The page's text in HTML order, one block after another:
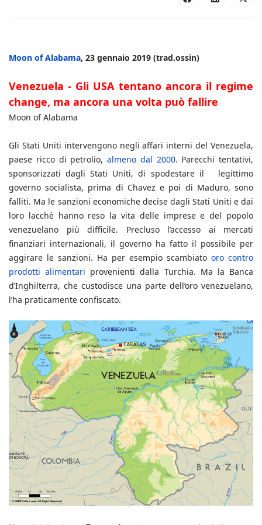
Moon of Alabama, 23 gennaio 2019 (trad.ossin)
Venezuela - Gli USA tentano ancora il regime
change, ma ancora una volta può fallire
Moon of Alabama
Gli Stati Uniti intervengono negli affari interni del Venezuela,
paese ricco di petrolio, almeno dal 2000. Parecchi tentativi,
sponsorizzati dagli Stati Uniti, di spodestare il legittimo
governo socialista, prima di Chavez e poi di Maduro, sono
falliti. Ma le sanzioni economiche decise dagli Stati Uniti e dai
loro lacchè hanno reso la vita delle imprese e del popolo
venezuelano più difficile. Precluso l’accesso ai mercati
finanziari internazionali, il governo ha fatto il possibile per
aggirare le sanzioni. Ha per esempio scambiato oro contro
prodotti alimentari provenienti dalla Turchia. Ma la Banca
d’Inghilterra, che custodisce una parte dell’oro venezuelano,
l’ha praticamente confiscato.